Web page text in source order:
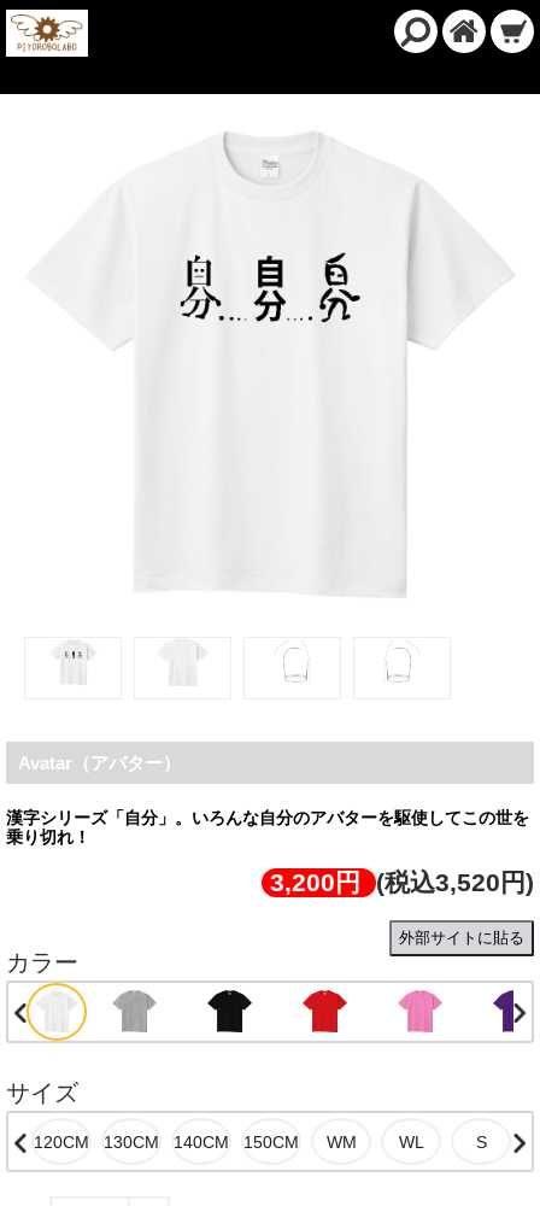
Avatar（アバター）
漢字シリーズ「自分」。いろんな自分のアバターを駆使してこの世を
乗り切れ！
3,200円 (税込3,520円)
外部サイトに貼る
カラー
サイズ